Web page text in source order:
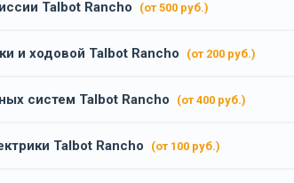
Talbot Rancho (от 500 руб.)
и ходовой Talbot Rancho (от 200 руб.)
систем Talbot Rancho (от 400 руб.)
Talbot Rancho (от 100 руб.)